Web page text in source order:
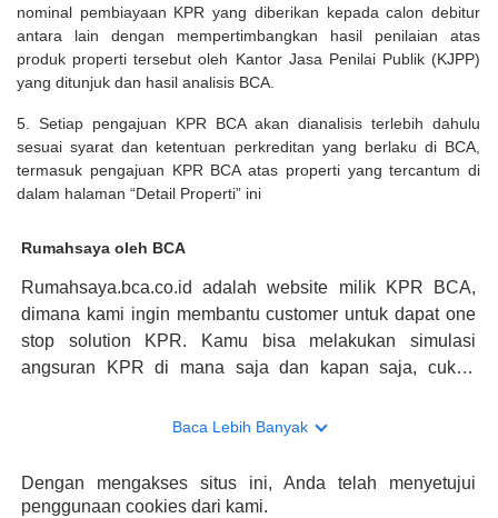
nominal pembiayaan KPR yang diberikan kepada calon debitur
antara lain dengan mempertimbangkan hasil penilaian atas
produk properti tersebut oleh Kantor Jasa Penilai Publik (KJPP)
yang ditunjuk dan hasil analisis BCA.
5. Setiap pengajuan KPR BCA akan dianalisis terlebih dahulu
sesuai syarat dan ketentuan perkreditan yang berlaku di BCA,
termasuk pengajuan KPR BCA atas properti yang tercantum di
dalam halaman “Detail Properti” ini
Rumahsaya oleh BCA
Rumahsaya.bca.co.id adalah website milik KPR BCA,
dimana kami ingin membantu customer untuk dapat one
stop solution KPR. Kamu bisa melakukan simulasi
angsuran KPR di mana saja dan kapan saja, cukup
konsultasi mengenai KPR, maka ada layanan live chat
memberikan keuntungan yang berlipat, persyaratan
pengajuan KPR BCA juga sangat mudah, kamu bisa cek
Baca Lebih Banyak
Dengan mengakses situs ini, Anda telah menyetujui
penggunaan cookies dari kami.